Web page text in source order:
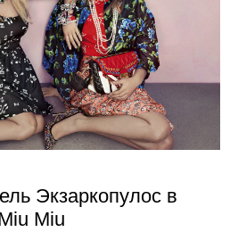
Экзаркопулос в
Miu